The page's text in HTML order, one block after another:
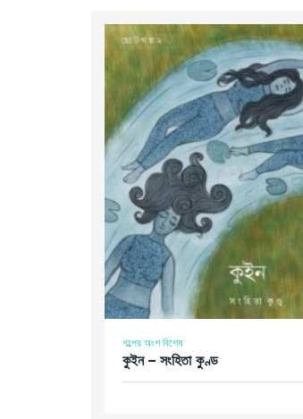
গল্পের অংশ বিশেষ
কুইন – সংহিতা কুণ্ড